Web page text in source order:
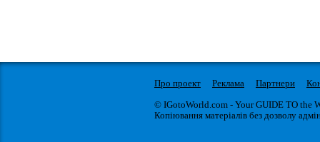
Про проект Реклама Партнери
© IGotoWorld.com - Your GUIDE TO the
Копіювання матеріалів без дозволу